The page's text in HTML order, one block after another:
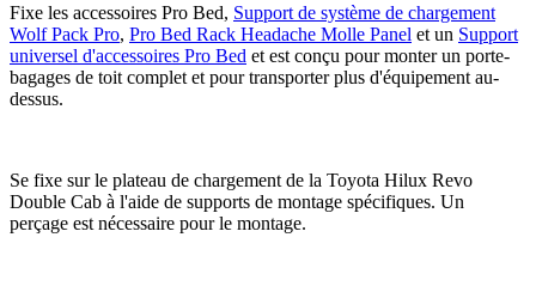
Fixe les accessoires Pro Bed, Support de système de chargement
Wolf Pack Pro, Pro Bed Rack Headache Molle Panel et un Support
universel d'accessoires Pro Bed et est conçu pour monter un porte-
bagages de toit complet et pour transporter plus d'équipement au-
dessus.
Se fixe sur le plateau de chargement de la Toyota Hilux Revo
Double Cab à l'aide de supports de montage spécifiques. Un
perçage est nécessaire pour le montage.